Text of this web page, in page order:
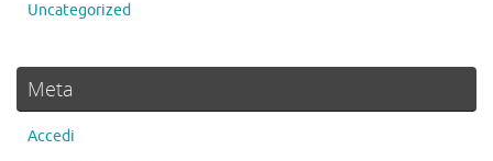
Uncategorized
Meta
Accedi